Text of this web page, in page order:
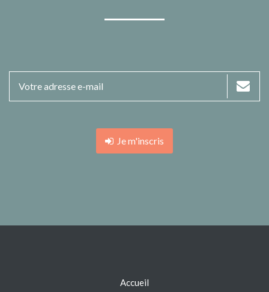
Je m'inscris
Accueil